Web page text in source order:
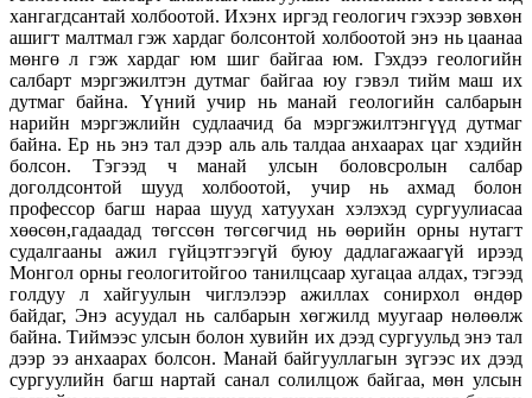
хангагдсантай холбоотой. Ихэнх иргэд геологич гэхээр зөвхөн
ашигт малтмал гэж хардаг болсонтой холбоотой энэ нь цаанаа
мөнгө л гэж хардаг юм шиг байгаа юм. Гэхдээ геологийн
салбарт мэргэжилтэн дутмаг байгаа юу гэвэл тийм маш их
дутмаг байна. Үүний учир нь манай геологийн салбарын
нарийн мэргэжлийн судлаачид ба мэргэжилтэнгүүд дутмаг
байна. Ер нь энэ тал дээр аль аль талдаа анхаарах цаг хэдийн
болсон. Тэгээд ч манай улсын боловсролын салбар
доголдсонтой шууд холбоотой, учир нь ахмад болон
профессор багш нараа шууд хатуухан хэлэхэд сургуулиасаа
хөөсөн,гадаадад төгссөн төгсөгчид нь өөрийн орны нутагт
судалгааны ажил гүйцэтгээгүй буюу дадлагажаагүй ирээд
Монгол орны геологитойгоо танилцсаар хугацаа алдах, тэгээд
голдуу л хайгуулын чиглэлээр ажиллах сонирхол өндөр
байдаг, Энэ асуудал нь салбарын хөгжилд муугаар нөлөөлж
байна. Тиймээс улсын болон хувийн их дээд сургуульд энэ тал
дээр ээ анхаарах болсон. Манай байгууллагын зүгээс их дээд
сургуулийн багш нартай санал солилцож байгаа, мөн улсын